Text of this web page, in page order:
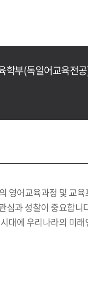
학부(독일어교육전
영어교육과정 및 교
과 성찰이 중요합
대에 우리나라의 미